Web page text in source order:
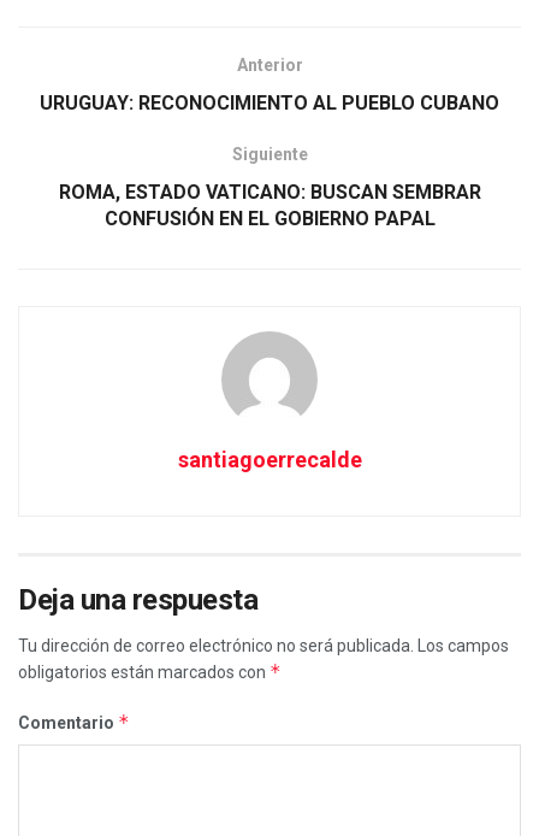
Anterior
URUGUAY: RECONOCIMIENTO AL PUEBLO CUBANO
Siguiente
ROMA, ESTADO VATICANO: BUSCAN SEMBRAR
CONFUSIÓN EN EL GOBIERNO PAPAL
santiagoerrecalde
Deja una respuesta
Tu dirección de correo electrónico no será publicada.
Los campos
obligatorios están marcados con *
Comentario *